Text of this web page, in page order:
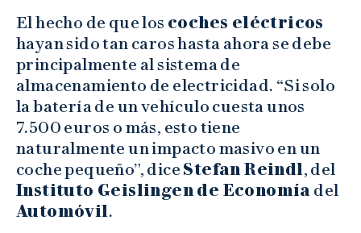
El hecho de que los coches eléctricos
hayan sido tan caros hasta ahora se debe
principalmente al sistema de
almacenamiento de electricidad. “Si solo
la batería de un vehículo cuesta unos
7.500 euros o más, esto tiene
naturalmente un impacto masivo en un
coche pequeño”, dice Stefan Reindl, del
Instituto Geislingen de Economía del
Automóvil.